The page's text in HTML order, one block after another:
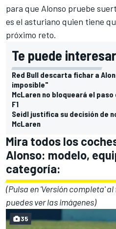
para que Alonso pruebe
es el asturiano quien tiene
próximo reto.
Te puede
Red Bull descarta fichar a
imposible"
McLaren no bloqueará el
F1
Seidl justifica su decisión de
McLaren
Mira todos los
Alonso: modelo,
categoría:
(Pulsa en 'Versión completa'
puedes ver las imágenes)
35